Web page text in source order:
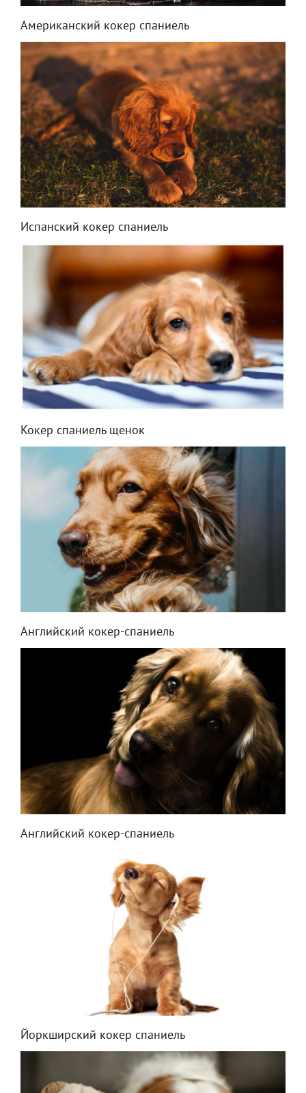
Американский кокер спаниель
Испанский кокер спаниель
Кокер спаниель щенок
Английский кокер-спаниель
Английский кокер-спаниель
Йоркширский кокер спаниель